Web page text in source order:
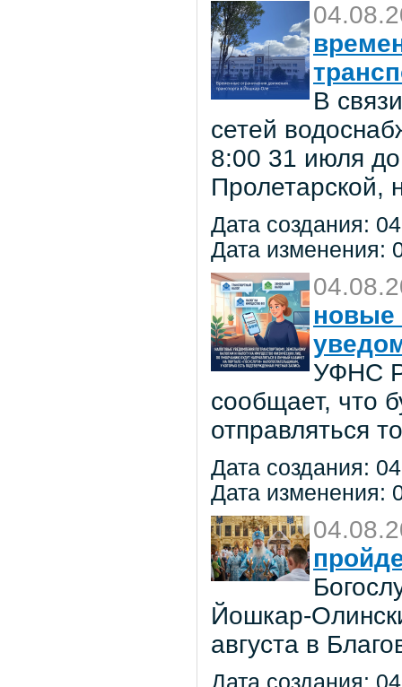
В
сетей
8:00 31 июля
Пролетарской,
Дата создания:
Дата изменения:
новые
УФНС
сообщает, что
отправляться
Дата создания:
Дата изменения:
Йошкар-
августа в
Дата создания: